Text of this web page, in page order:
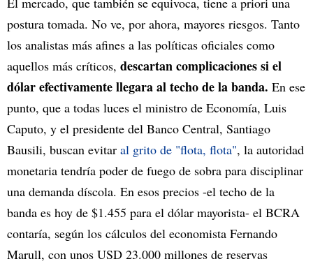
postura tomada. No ve, por ahora, mayores riesgos. Tanto
los analistas más afines a las políticas oficiales como
aquellos más críticos, descartan complicaciones si el
dólar efectivamente llegara al techo de la banda. En ese
punto, que a todas luces el ministro de Economía, Luis
Caputo, y el presidente del Banco Central, Santiago
Bausili, buscan evitar al grito de "flota, flota", la autoridad
monetaria tendría poder de fuego de sobra para disciplinar
una demanda díscola. En esos precios -el techo de la
banda es hoy de $1.455 para el dólar mayorista- el BCRA
contaría, según los cálculos del economista Fernando
Marull, con unos USD 23.000 millones de reservas